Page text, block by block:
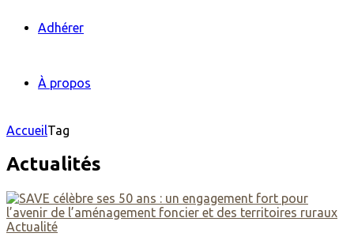
Adhérer
À propos
AccueilTag
Actualités
Actualité